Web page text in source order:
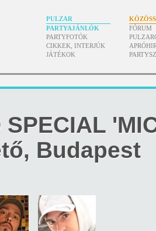
PULZAR
PARTYAJÁNLÓK
PARTYFOTÓK
CIKKEK, INTERJÚK
JÁTÉKOK
FÓRUM
SPECIAL
Budapest